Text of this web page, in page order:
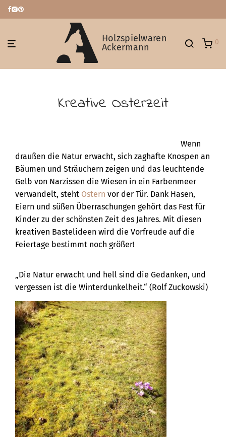
Holzspielwaren
Ackermann
0
Kreative Osterzeit
Wenn
draußen die Natur erwacht, sich zaghafte Knospen an
Bäumen und Sträuchern zeigen und das leuchtende
Gelb von Narzissen die Wiesen in ein Farbenmeer
verwandelt, steht Ostern vor der Tür. Dank Hasen,
Eiern und süßen Überraschungen gehört das Fest für
Kinder zu der schönsten Zeit des Jahres. Mit diesen
kreativen Bastelideen wird die Vorfreude auf die
Feiertage bestimmt noch größer!
„Die Natur erwacht und hell sind die Gedanken, und
vergessen ist die Winterdunkelheit.“ (Rolf Zuckowski)